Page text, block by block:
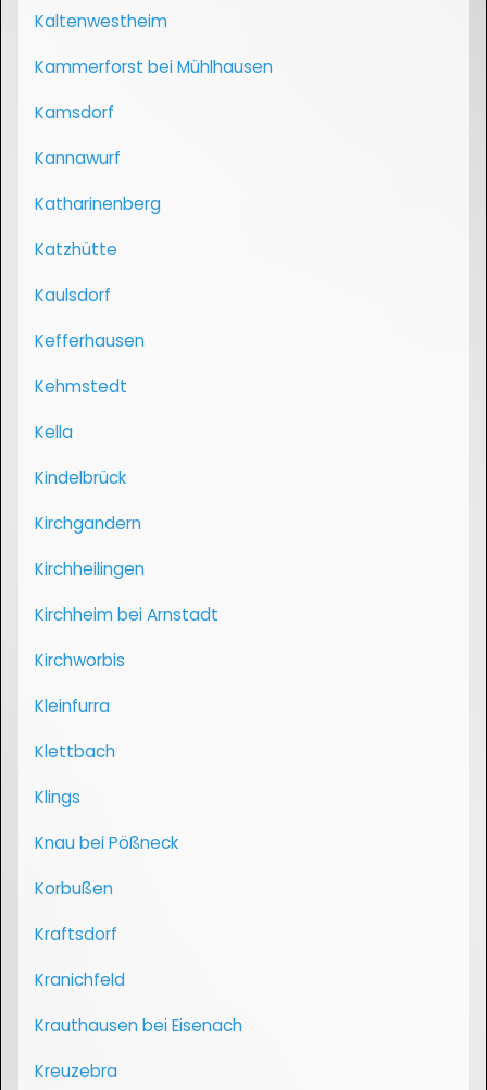
Kaltenwestheim
Kammerforst bei Mühlhausen
Kamsdorf
Kannawurf
Katharinenberg
Katzhütte
Kaulsdorf
Kefferhausen
Kehmstedt
Kella
Kindelbrück
Kirchgandern
Kirchheilingen
Kirchheim bei Arnstadt
Kirchworbis
Kleinfurra
Klettbach
Klings
Knau bei Pößneck
Korbußen
Kraftsdorf
Kranichfeld
Krauthausen bei Eisenach
Kreuzebra